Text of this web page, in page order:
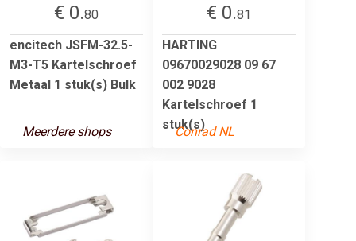
€ 0.80
encitech JSFM-32.5-
M3-T5 Kartelschroef
Metaal 1 stuk(s) Bulk
Meerdere shops
€ 0.81
HARTING
09670029028 09 67
002 9028
Kartelschroef 1
stuk(s)
Conrad NL